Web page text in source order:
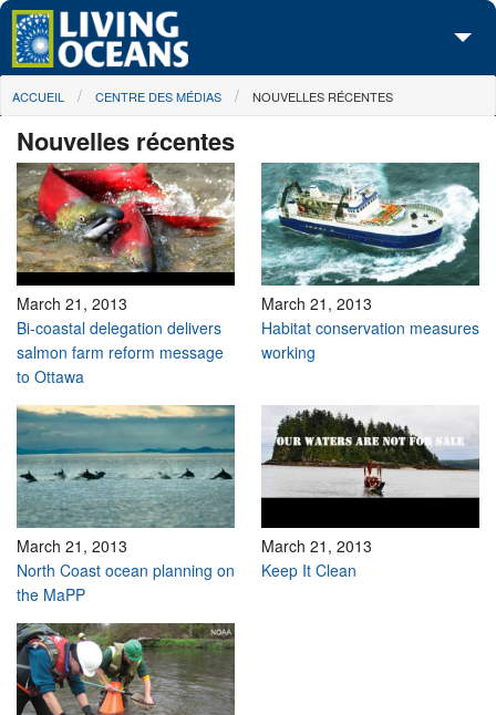
Skip to main content
À propos de nous
Nos campagnes
Centre des Médias
Les Cartes
Passez à l'action
You are here
ACCUEIL CENTRE DES MÉDIAS NOUVELLES RÉCENTES
Nouvelles récentes
March 21, 2013
Bi-coastal delegation delivers
salmon farm reform message
to Ottawa
March 21, 2013
Habitat conservation measures
working
March 21, 2013
North Coast ocean planning on
the MaPP
March 21, 2013
Keep It Clean